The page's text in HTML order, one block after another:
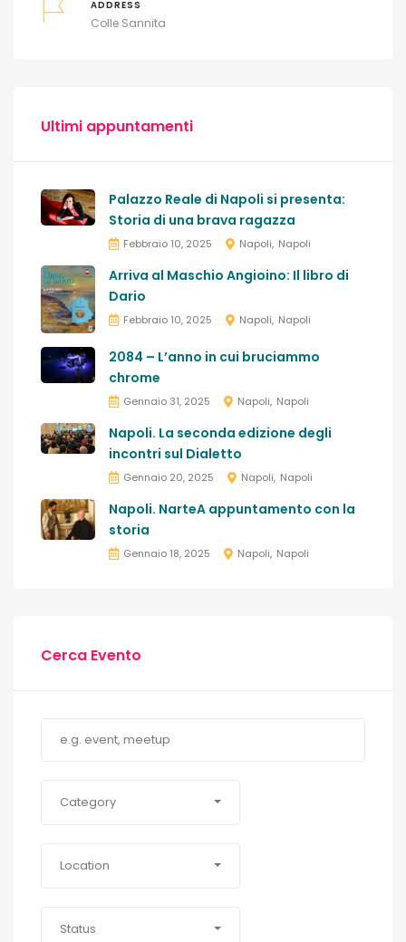
ADDRESS
Colle Sannita
Ultimi appuntamenti
Palazzo Reale di Napoli si presenta:
Storia di una brava ragazza
Febbraio 10, 2025 Napoli Napoli
Arriva al Maschio Angioino: Il libro di
Dario
Febbraio 10, 2025 Napoli Napoli
2084 – L’anno in cui bruciammo
chrome
Gennaio 31, 2025 Napoli Napoli
Napoli. La seconda edizione degli
incontri sul Dialetto
Gennaio 20, 2025 Napoli Napoli
Napoli. NarteA appuntamento con la
storia
Gennaio 18, 2025 Napoli Napoli
Cerca Evento
Category
Location
Status